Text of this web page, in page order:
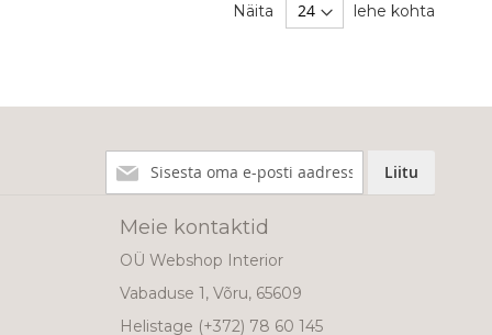
Näita lehe kohta
meie
Liitu
Meie kontaktid
OÜ Webshop Interior
Vabaduse 1, Võru, 65609
Helistage (+372) 78 60 145